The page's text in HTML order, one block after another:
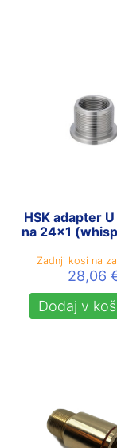
HSK adapter
na 24×1
Zadnji kosi na
28,06
Dodaj v